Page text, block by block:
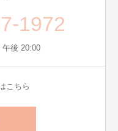
1972
後 20:00
こちら